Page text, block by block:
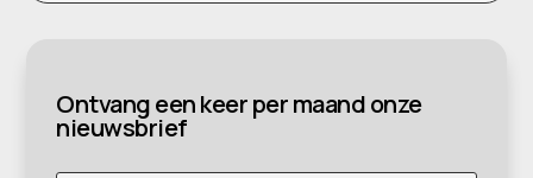
Ontvang een keer per maand onze
nieuwsbrief